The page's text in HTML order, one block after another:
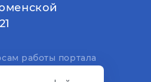
работы портала